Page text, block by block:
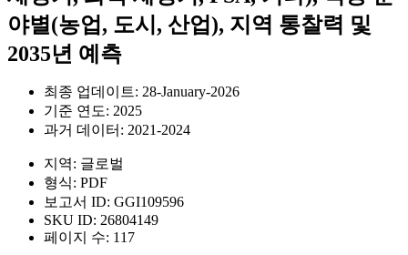
야별(농업, 도시, 산업), 지역 통찰력 및
2035년 예측
최종 업데이트: 28-January-2026
기준 연도: 2025
과거 데이터: 2021-2024
지역: 글로벌
형식: PDF
보고서 ID: GGI109596
SKU ID: 26804149
페이지 수: 117